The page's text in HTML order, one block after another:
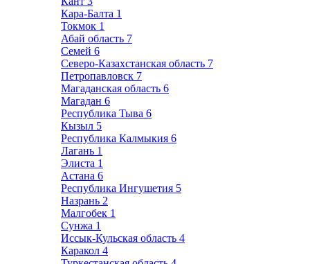
Кара-Балта 1
Токмок 1
Абай область 7
Семей 6
Северо-Казахстанская область 7
Петропавловск 7
Магаданская область 6
Магадан 6
Республика Тыва 6
Кызыл 5
Республика Калмыкия 6
Лагань 1
Элиста 1
Астана 6
Республика Ингушетия 5
Назрань 2
Малгобек 1
Сунжа 1
Иссык-Кульская область 4
Каракол 4